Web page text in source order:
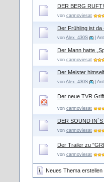
DER BERG RUFT!
von carmoviesat
Der Frühling ist
von Alex_430S |
Der Mann hatte
von carmoviesat
Der Meister himself
von Alex_430S |
Der neue TVR
von carmoviesat
DER SOUND
von carmoviesat
Der Trailer zu
von carmoviesat
Neues Thema erstellen